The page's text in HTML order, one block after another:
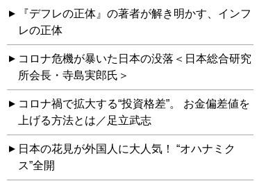
『デフレの正体』の著者が解き明かす、インフ
レの正体
コロナ危機が暴いた日本の没落＜日本総合研究
所会長・寺島実郎氏＞
コロナ禍で拡大する“投資格差”。 お金偏差値を
上げる方法とは／足立武志
日本の花見が外国人に大人気！ “オハナミク
ス”全開